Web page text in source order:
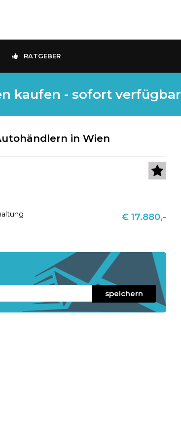
RATGEBER
kaufen - sofort verfügbar
in Wien
€ 17.880,-
speichern